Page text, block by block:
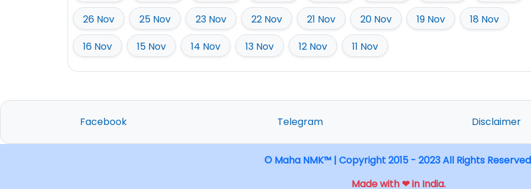
26 Nov
25 Nov 23 Nov 22 Nov 21 Nov 20 Nov 19 Nov
18 Nov
16 Nov
15 Nov 14 Nov 13 Nov 12 Nov 11 Nov
Facebook Telegram Disclaimer
© Maha NMK™ | Copyright 2015 - 2023 All Rights
Made with ❤ in India.